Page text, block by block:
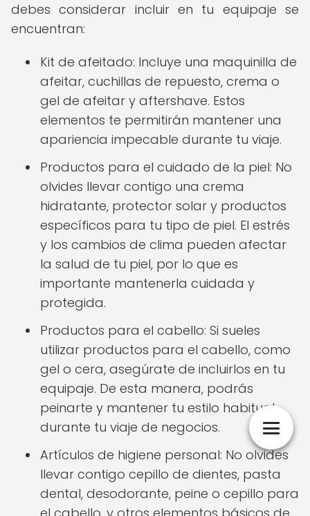
debes considerar incluir en tu equipaje se
encuentran:
Kit de afeitado: Incluye una maquinilla de
afeitar, cuchillas de repuesto, crema o
gel de afeitar y aftershave. Estos
elementos te permitirán mantener una
apariencia impecable durante tu viaje.
Productos para el cuidado de la piel: No
olvides llevar contigo una crema
hidratante, protector solar y productos
específicos para tu tipo de piel. El estrés
y los cambios de clima pueden afectar
la salud de tu piel, por lo que es
importante mantenerla cuidada y
protegida.
Productos para el cabello: Si sueles
utilizar productos para el cabello, como
gel o cera, asegúrate de incluirlos en tu
equipaje. De esta manera, podrás
peinarte y mantener tu estilo habitual
durante tu viaje de negocios.
Artículos de higiene personal: No olvides
llevar contigo cepillo de dientes, pasta
dental, desodorante, peine o cepillo para